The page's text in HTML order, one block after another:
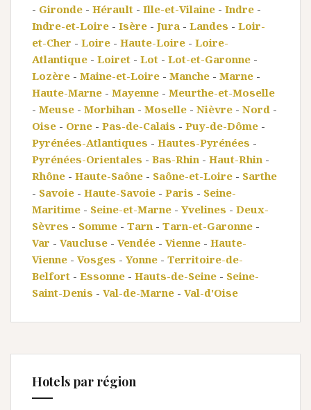
- Gironde - Hérault - Ille-et-Vilaine - Indre -
Indre-et-Loire - Isère - Jura - Landes - Loir-
et-Cher - Loire - Haute-Loire - Loire-
Atlantique - Loiret - Lot - Lot-et-Garonne -
Lozère - Maine-et-Loire - Manche - Marne -
Haute-Marne - Mayenne - Meurthe-et-Moselle
- Meuse - Morbihan - Moselle - Nièvre - Nord -
Oise - Orne - Pas-de-Calais - Puy-de-Dôme -
Pyrénées-Atlantiques - Hautes-Pyrénées -
Pyrénées-Orientales - Bas-Rhin - Haut-Rhin -
Rhône - Haute-Saône - Saône-et-Loire - Sarthe
- Savoie - Haute-Savoie - Paris - Seine-
Maritime - Seine-et-Marne - Yvelines - Deux-
Sèvres - Somme - Tarn - Tarn-et-Garonne -
Var - Vaucluse - Vendée - Vienne - Haute-
Vienne - Vosges - Yonne - Territoire-de-
Belfort - Essonne - Hauts-de-Seine - Seine-
Saint-Denis - Val-de-Marne - Val-d'Oise
Hotels par région